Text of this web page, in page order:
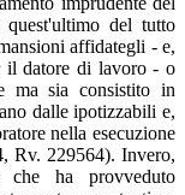
quest'ultimo del tutto
affidategli - e,
il datore di lavoro - o
ma sia consistito in
dalle ipotizzabili e,
nella esecuzione
Rv. 229564). Invero,
che ha provveduto